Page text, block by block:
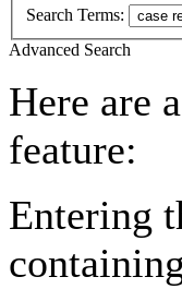
Search Terms:
Advanced Search
Here are
feature:
Entering